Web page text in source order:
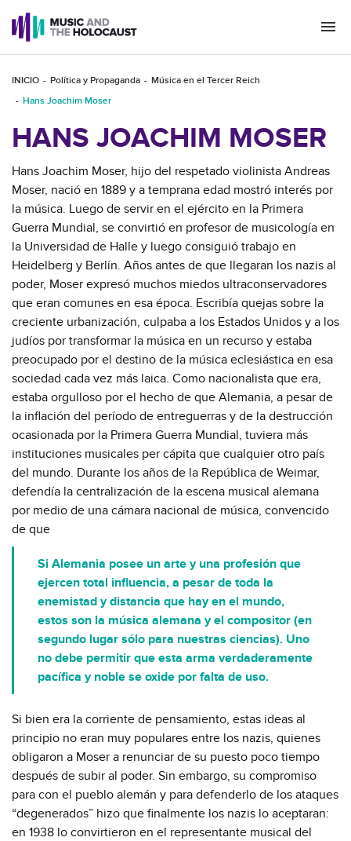
INICIO Política y Propaganda
Música en el Tercer Reich
Hans Joachim Moser
HANS JOACHIM MOSER
Hans Joachim Moser, hijo del respetado violinista Andreas
Moser, nació en 1889 y a temprana edad mostró interés por
la música. Luego de servir en el ejército en la Primera
Guerra Mundial, se convirtió en profesor de musicología en
la Universidad de Halle y luego consiguió trabajo en
Heidelberg y Berlín. Años antes de que llegaran los nazis al
poder, Moser expresó muchos miedos ultraconservadores
que eran comunes en esa época. Escribía quejas sobre la
creciente urbanización, culpaba a los Estados Unidos y a los
judíos por transformar la música en un recurso y estaba
preocupado por el destino de la música eclesiástica en esa
sociedad cada vez más laica. Como nacionalista que era,
estaba orgulloso por el hecho de que Alemania, a pesar de
la inflación del período de entreguerras y de la destrucción
ocasionada por la Primera Guerra Mundial, tuviera más
instituciones musicales per cápita que cualquier otro país
del mundo. Durante los años de la República de Weimar,
defendía la centralización de la escena musical alemana
por medio de una cámara nacional de música, convencido
de que
Si Alemania posee un arte y una profesión que
ejercen total influencia, a pesar de toda la
enemistad y distancia que hay en el mundo,
estos son la música alemana y el compositor (en
segundo lugar sólo para nuestras ciencias). Uno
no debe permitir que esta arma verdaderamente
pacífica y noble se oxide por falta de uso.
Si bien era la corriente de pensamiento, estas ideas al
principio no eran muy populares entre los nazis, quienes
obligaron a Moser a renunciar de su puesto poco tiempo
después de subir al poder. Sin embargo, su compromiso
para con el pueblo alemán y para defenderlo de los ataques
“degenerados” hizo que finalmente los nazis lo aceptaran:
en 1938 lo convirtieron en el representante musical del